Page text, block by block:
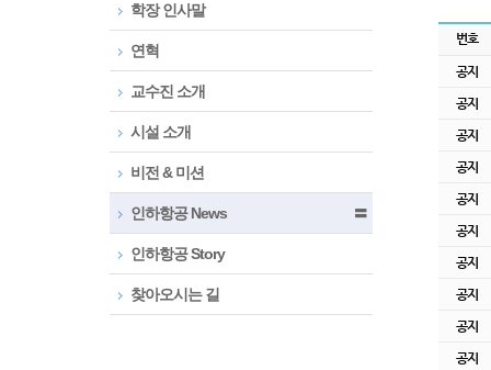
학장 인사말
연혁
교수진 소개
시설 소개
비전 & 미션
인하항공 News 〓
인하항공 Story
찾아오시는 길
번호
공지
공지
공지
공지
공지
공지
공지
공지
공지
공지